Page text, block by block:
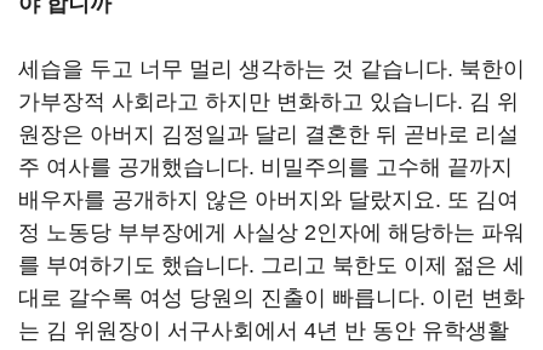
세습을 두고 너무 멀리 생각하는 것 같습니다. 북한이
가부장적 사회라고 하지만 변화하고 있습니다. 김 위
원장은 아버지 김정일과 달리 결혼한 뒤 곧바로 리설
주 여사를 공개했습니다. 비밀주의를 고수해 끝까지
배우자를 공개하지 않은 아버지와 달랐지요. 또 김여
정 노동당 부부장에게 사실상 2인자에 해당하는 파워
를 부여하기도 했습니다. 그리고 북한도 이제 젊은 세
대로 갈수록 여성 당원의 진출이 빠릅니다. 이런 변화
는 김 위원장이 서구사회에서 4년 반 동안 유학생활